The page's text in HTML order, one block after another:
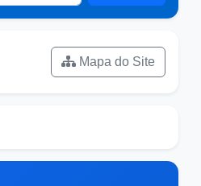
Mapa do Site